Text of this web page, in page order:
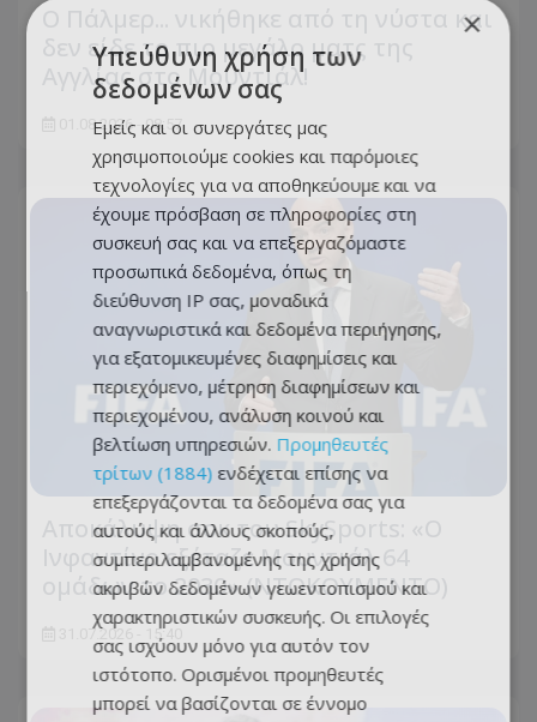
Ο Πάλμερ... νικήθηκε από τη νύστα και
δεν είδε το πιο μεγάλο ματς της
Αγγλίας στο Μουντιάλ!
01.08.2026 - 08:57
Αποκάλυψη σοκ του SkySports: «O
Ινφαντίνο εξέταζε Μουντιάλ 64
ομάδων το 2030» (ΝΤΟΚΟΥΜΕΝΤΟ)
31.07.2026 - 15:40
×
Υπεύθυνη χρήση των
δεδομένων σας
Εμείς και οι συνεργάτες μας
χρησιμοποιούμε cookies και παρόμοιες
τεχνολογίες για να αποθηκεύουμε και να
έχουμε πρόσβαση σε πληροφορίες στη
συσκευή σας και να επεξεργαζόμαστε
προσωπικά δεδομένα, όπως τη
διεύθυνση IP σας, μοναδικά
αναγνωριστικά και δεδομένα περιήγησης,
για εξατομικευμένες διαφημίσεις και
περιεχόμενο, μέτρηση διαφημίσεων και
περιεχομένου, ανάλυση κοινού και
βελτίωση υπηρεσιών. Προμηθευτές
τρίτων (1884) ενδέχεται επίσης να
επεξεργάζονται τα δεδομένα σας για
αυτούς και άλλους σκοπούς,
συμπεριλαμβανομένης της χρήσης
ακριβών δεδομένων γεωεντοπισμού και
χαρακτηριστικών συσκευής. Οι επιλογές
σας ισχύουν μόνο για αυτόν τον
ιστότοπο. Ορισμένοι προμηθευτές
μπορεί να βασίζονται σε έννομο